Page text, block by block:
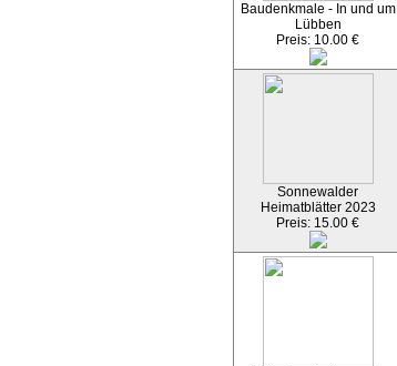
Baudenkmale - In und um
Lübben
Preis: 10.00 €
Sonnewalder
Heimatblätter 2023
Preis: 15.00 €